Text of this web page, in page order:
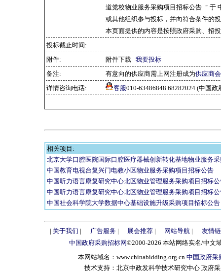
道党校物业服务采购项目招标公告 ＂于
或其他组织参与投标，并向符合条件的
本页面提供的内容是按照政府采购、招
投标截止时间:
附件:
附件下载 我要投标
备注:
有意向的供应商需上网注册成为供应商
详情咨询电话:
客服010-63486848 68282024 (中国
相关项目:
北京大学口腔医院国际口腔医疗器械创新转化基地物业服务
中国教育电视台复兴门电教小区物业服务采购项目招标公告
中国听力语言康复研究中心北区物业管理服务采购项目招标
中国听力语言康复研究中心北区物业管理服务采购项目招标
中国社会科学院大学数据中心基础设施升级采购项目招标公告
| 关于我们 | 广告服务| 展会推荐| 网站导航 |
友情
中国政府采购招标网©2000-2026 本站网络实名/中文
本网站域名：www.chinabidding.org.cn 中国政府采
技术支持：北京中政发科学技术研究中心 政府